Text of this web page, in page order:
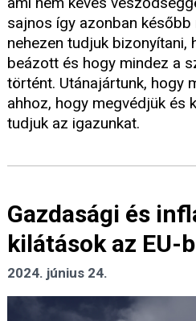
sajnos így azonban később
nehezen tudjuk bizonyítani,
beázott és hogy mindez a
történt. Utánajártunk, hogy
ahhoz, hogy megvédjük és
tudjuk az igazunkat.
Gazdasági és
kilátások az EU-
2024. június 24.